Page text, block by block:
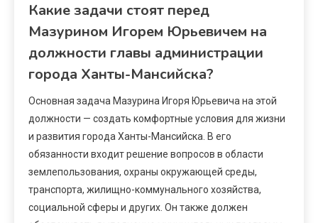
Какие задачи стоят перед
Мазурином Игорем Юрьевичем на
должности главы администрации
города Ханты-Мансийска?
Основная задача Мазурина Игоря Юрьевича на этой
должности — создать комфортные условия для жизни
и развития города Ханты-Мансийска. В его
обязанности входит решение вопросов в области
землепользования, охраны окружающей среды,
транспорта, жилищно-коммунального хозяйства,
социальной сферы и других. Он также должен